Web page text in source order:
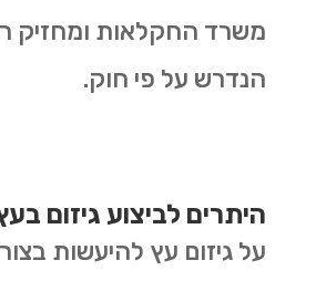
משרד החקלאות ומחזיק
הנדרש על פי חוק.
היתרים לביצוע גיזום
על גיזום עץ להיעשות